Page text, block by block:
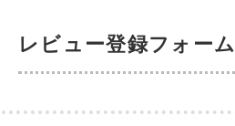
レビュー登録フォーム